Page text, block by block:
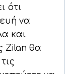
ότι
να
και
Zilan θα